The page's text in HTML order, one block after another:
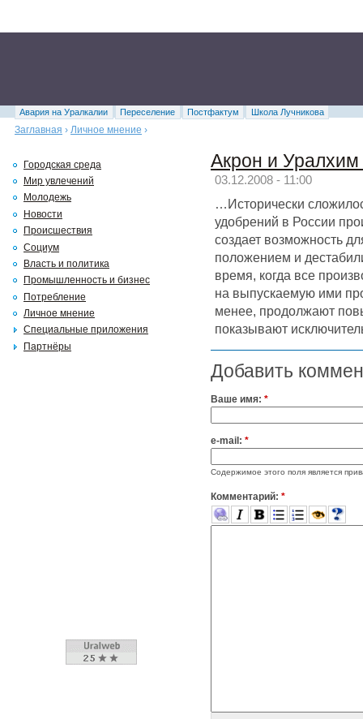
Авария на Уралкалии Переселение Постфактум
Школа Лучникова
Заглавная › Личное мнение ›
Акрон и Уралхим
03.12.2008 - 11:00
…Исторически
удобрений в России
создает возможность
положением и
время, когда все
на выпускаемую ими
менее, продолжают
показывают
Добавить
Ваше имя: *
e-mail: *
Содержимое этого поля является
Комментарий: *
Городская среда
Мир увлечений
Молодежь
Новости
Происшествия
Социум
Власть и политика
Промышленность и бизнес
Потребление
Личное мнение
Специальные приложения
Партнёры